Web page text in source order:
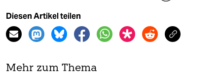
Diesen Artikel teilen
Mehr zum Thema